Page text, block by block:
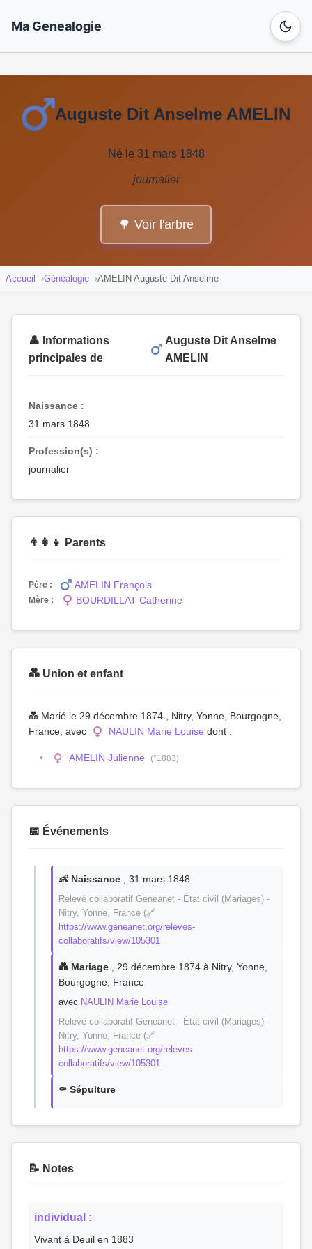
Ma Genealogie
Auguste Dit Anselme AMELIN
Né le 31 mars 1848
journalier
🌳 Voir l'arbre
Accueil Généalogie AMELIN Auguste Dit Anselme
👤 Informations
principales de
Auguste Dit Anselme
AMELIN
Naissance :
31 mars 1848
Profession(s) :
journalier
👨‍👩‍👧 Parents
Père : AMELIN François
Mère : BOURDILLAT Catherine
💑 Union et enfant
💑 Marié le 29 décembre 1874 , Nitry, Yonne, Bourgogne,
France, avec
NAULIN Marie Louise dont :
AMELIN Julienne (°1883)
📅 Événements
👶 Naissance , 31 mars 1848
Relevé collaboratif Geneanet - État civil (Mariages) -
Nitry, Yonne, France (🔗
https://www.geneanet.org/releves-
collaboratifs/view/105301
💑 Mariage , 29 décembre 1874 à Nitry, Yonne,
Bourgogne, France
avec NAULIN Marie Louise
Relevé collaboratif Geneanet - État civil (Mariages) -
Nitry, Yonne, France (🔗
https://www.geneanet.org/releves-
collaboratifs/view/105301
⚰️ Sépulture
📝 Notes
individual :
Vivant à Deuil en 1883